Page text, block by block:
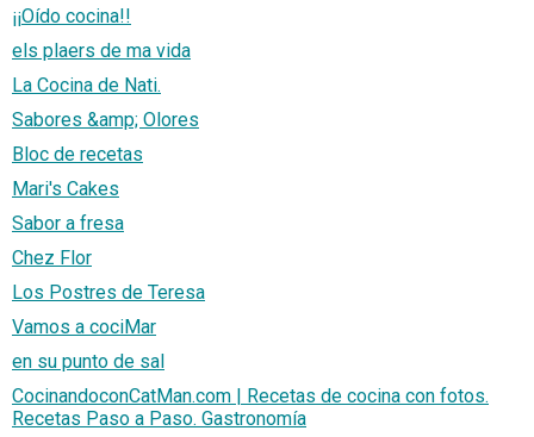
¡¡Oído cocina!!
els plaers de ma vida
La Cocina de Nati.
Sabores &amp; Olores
Bloc de recetas
Mari's Cakes
Sabor a fresa
Chez Flor
Los Postres de Teresa
Vamos a cociMar
en su punto de sal
CocinandoconCatMan.com | Recetas de cocina con fotos.
Recetas Paso a Paso. Gastronomía